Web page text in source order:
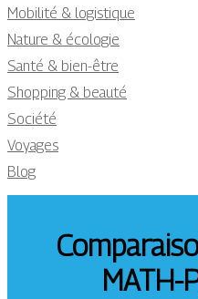
Mobilité & logistique
Nature & écologie
Santé & bien-être
Shopping & beauté
Société
Voyages
Blog
MATH-